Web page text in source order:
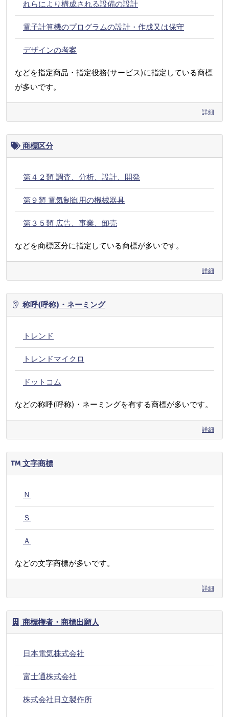
れらにより構成される設備の設計
電子計算機のプログラムの設計・作成又は保守
デザインの考案
などを指定商品・指定役務(サービス)に指定している商標
が多いです。
詳細
商標区分
第４２類 調査、分析、設計、開発
第９類 電気制御用の機械器具
第３５類 広告、事業、卸売
などを商標区分に指定している商標が多いです。
詳細
称呼(呼称)・ネーミング
トレンド
トレンドマイクロ
ドットコム
などの称呼(呼称)・ネーミングを有する商標が多いです。
詳細
文字商標
Ｎ
Ｓ
Ａ
などの文字商標が多いです。
詳細
商標権者・商標出願人
日本電気株式会社
富士通株式会社
株式会社日立製作所